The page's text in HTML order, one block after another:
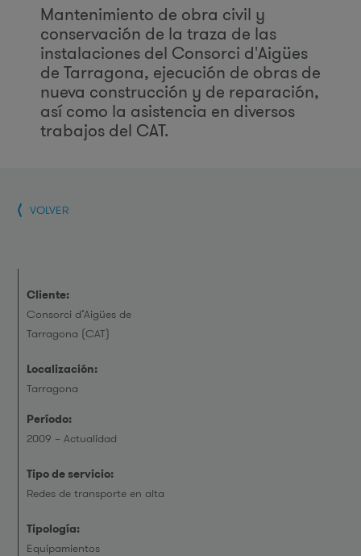
Mantenimiento de obra civil y
conservación de la traza de las
instalaciones del Consorci d'Aigües
de Tarragona, ejecución de obras de
nueva construcción y de reparación,
así como la asistencia en diversos
trabajos del CAT.
VOLVER
Cliente:
Consorci d’Aigües de
Tarragona (CAT)
Localización:
Tarragona
Período:
2009 – Actualidad
Tipo de servicio:
Redes de transporte en alta
Tipología:
Equipamientos